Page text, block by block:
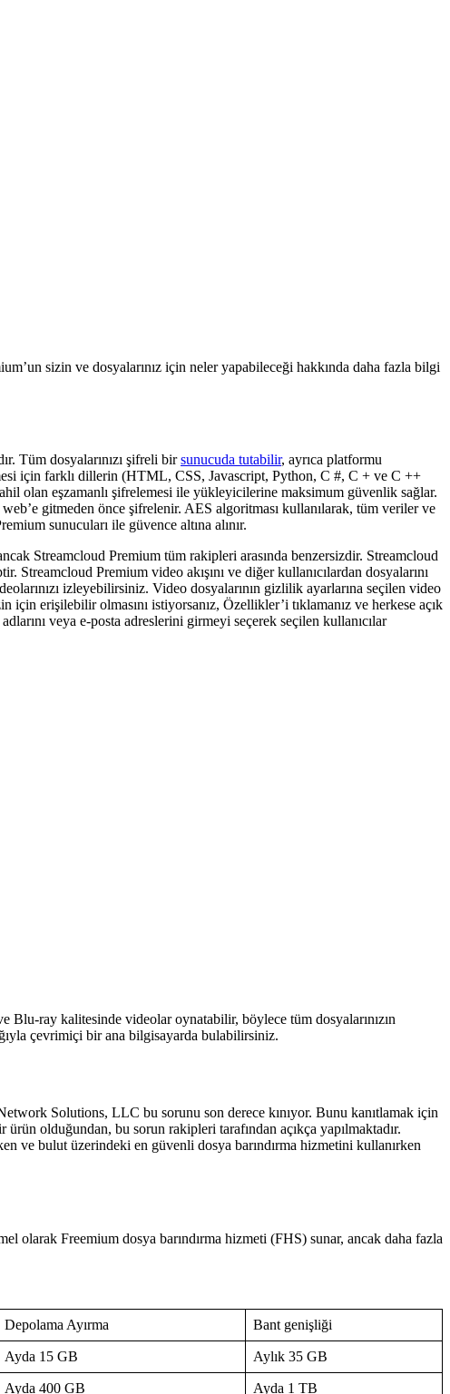
sizin ve dosyalarınız için neler yapabileceği hakkında daha fazla bilgi
Tüm dosyalarınızı şifreli birsunucuda tutabilir, ayrıca platformu
için farklı dillerin (HTML, CSS, Javascript, Python, C #, C + ve C ++
olan eşzamanlı şifrelemesi ile yükleyicilerine maksimum güvenlik sağlar.
gitmeden önce şifrelenir. AES algoritması kullanılarak, tüm veriler ve
sunucuları ile güvence altına alınır.
Streamcloud Premium tüm rakipleri arasında benzersizdir. Streamcloud
Premium video akışını ve diğer kullanıcılardan dosyalarını
izleyebilirsiniz. Video dosyalarının gizlilik ayarlarına seçilen video
için erişilebilir olmasını istiyorsanız, Özellikler’i tıklamanız ve herkese açık
veya e-posta adreslerini girmeyi seçerek seçilen kullanıcılar
ray kalitesinde videolar oynatabilir, böylece tüm dosyalarınızın
çevrimiçi bir ana bilgisayarda bulabilirsiniz.
Solutions, LLC bu sorunu son derece kınıyor. Bunu kanıtlamak için
olduğundan, bu sorun rakipleri tarafından açıkça yapılmaktadır.
ve bulut üzerindeki en güvenli dosya barındırma hizmetini kullanırken
olarak Freemium dosya barındırma hizmeti (FHS) sunar, ancak daha fazla
Depolama Ayırma Bant genişliği
Ayda 15 GB Aylık 35 GB
Ayda 400 GB Ayda 1 TB